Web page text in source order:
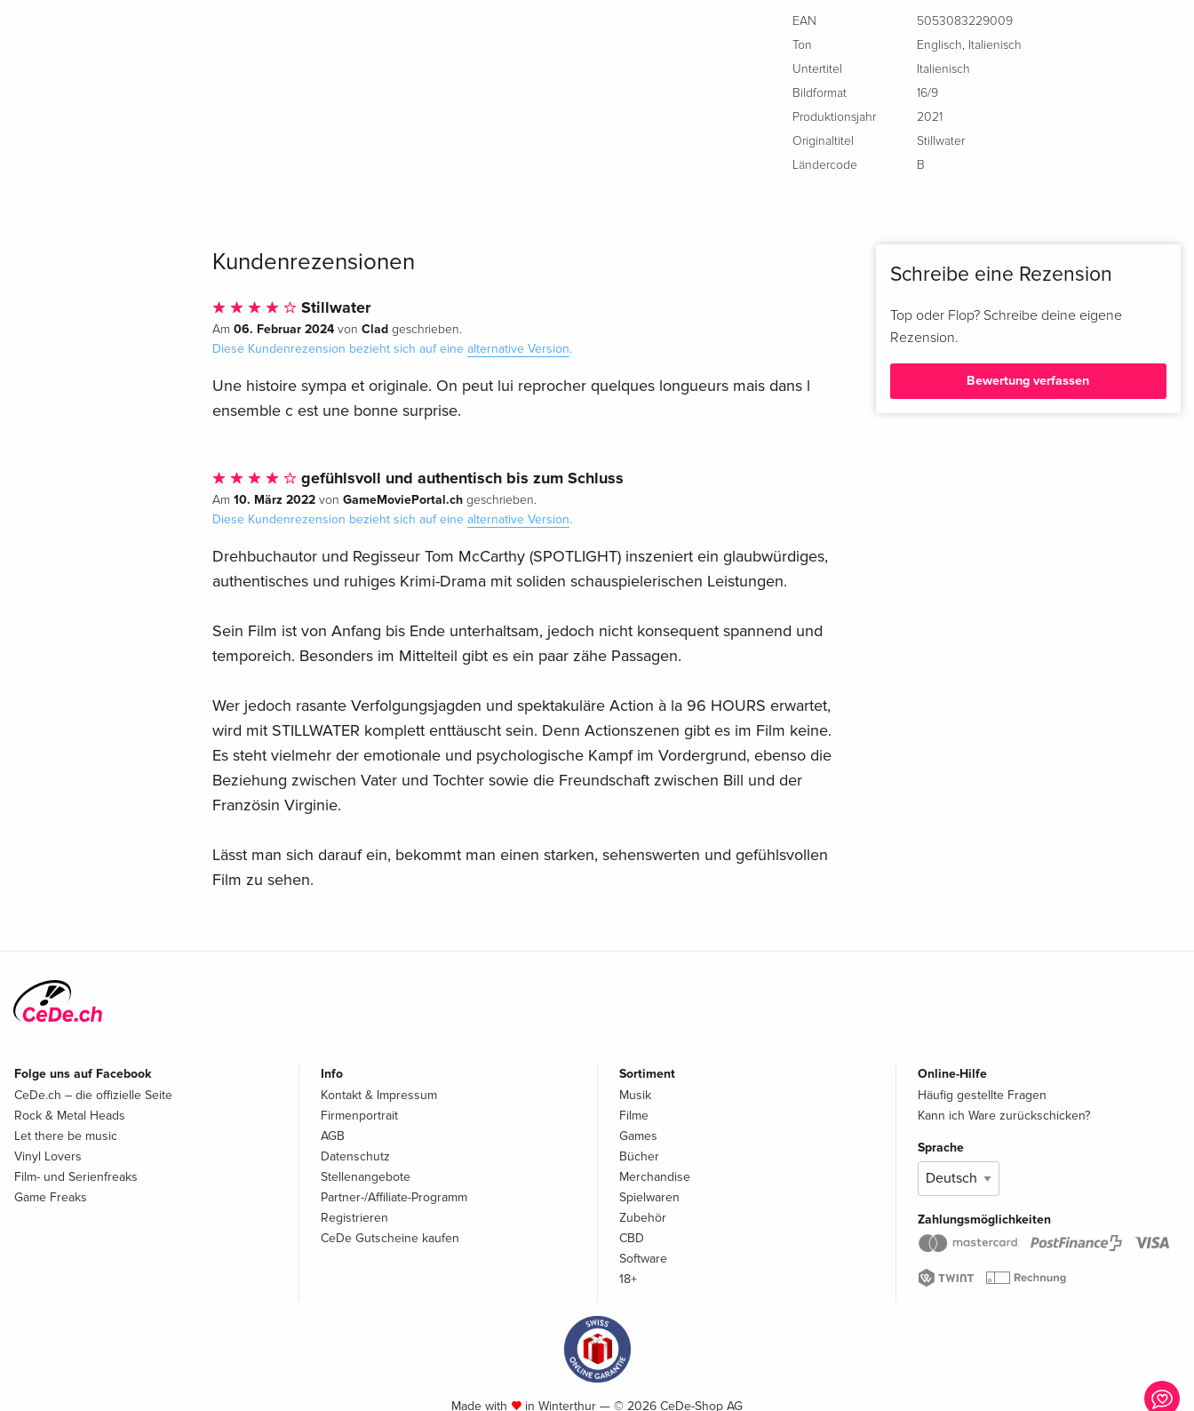
EAN
5053083229009
Ton
Englisch, Italienisch
Untertitel
Italienisch
Bildformat
16/9
Produktionsjahr
2021
Originaltitel
Stillwater
Ländercode
B
Kundenrezensionen
Stillwater
Am 06. Februar 2024von Clad geschrieben.
Diese Kundenrezension bezieht sich auf eine alternative Version.
Une histoire sympa et originale. On peut lui reprocher quelques longueurs mais dans l
ensemble c est une bonne surprise.
gefühlsvoll und authentisch bis zum Schluss
Am 10. März 2022von GameMoviePortal.chgeschrieben.
Diese Kundenrezension bezieht sich auf eine alternative Version.
Drehbuchautor und Regisseur Tom McCarthy (SPOTLIGHT) inszeniert ein glaubwürdiges,
authentisches und ruhiges Krimi-Drama mit soliden schauspielerischen Leistungen.
Sein Film ist von Anfang bis Ende unterhaltsam, jedoch nicht konsequent spannend und
temporeich. Besonders im Mittelteil gibt es ein paar zähe Passagen.
Wer jedoch rasante Verfolgungsjagden und spektakuläre Action à la 96 HOURS erwartet,
wird mit STILLWATER komplett enttäuscht sein. Denn Actionszenen gibt es im Film keine.
Es steht vielmehr der emotionale und psychologische Kampf im Vordergrund, ebenso die
Beziehung zwischen Vater und Tochter sowie die Freundschaft zwischen Bill und der
Französin Virginie.
Lässt man sich darauf ein, bekommt man einen starken, sehenswerten und gefühlsvollen
Film zu sehen.
Schreibe eine Rezension
Top oder Flop? Schreibe deine eigene
Rezension.
Bewertung verfassen
Folge uns auf Facebook
CeDe.ch – die offizielle Seite
Rock & Metal Heads
Let there be music
Vinyl Lovers
Film- und Serienfreaks
Game Freaks
Info
Kontakt & Impressum
Firmenportrait
AGB
Datenschutz
Stellenangebote
Partner-/Affiliate-Programm
Registrieren
CeDe Gutscheine kaufen
Sortiment
Musik
Filme
Games
Bücher
Merchandise
Spielwaren
Zubehör
CBD
Software
18+
Online-Hilfe
Häufig gestellte Fragen
Kann ich Ware zurückschicken?
Sprache
Zahlungsmöglichkeiten
Made with in Winterthur — © 2026 CeDe-Shop AG